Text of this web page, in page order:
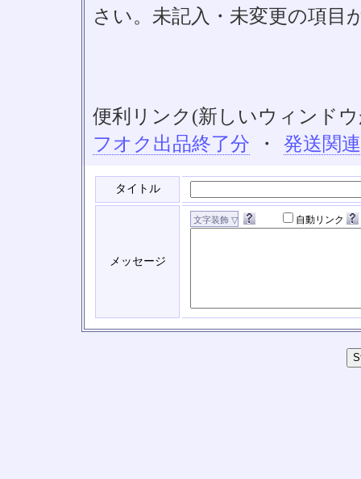
さい。未記入・未変更の項目
便利リンク(新しいウィンド
フオク出品終了分
・ 発送関
タイトル
メッセージ
自動リンク